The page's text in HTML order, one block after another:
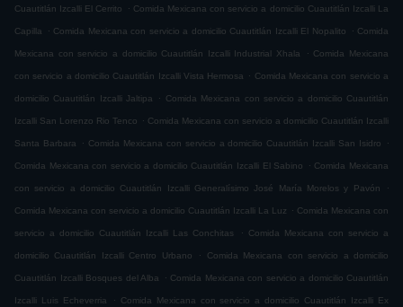
Cuautitlán Izcalli El Cerrito . Comida Mexicana con servicio a domicilio Cuautitlán Izcalli La
Capilla . Comida Mexicana con servicio a domicilio Cuautitlán Izcalli El Nopalito . Comida
Mexicana con servicio a domicilio Cuautitlán Izcalli Industrial Xhala . Comida Mexicana
con servicio a domicilio Cuautitlán Izcalli Vista Hermosa . Comida Mexicana con servicio a
domicilio Cuautitlán Izcalli Jaltipa . Comida Mexicana con servicio a domicilio Cuautitlán
Izcalli San Lorenzo Rio Tenco . Comida Mexicana con servicio a domicilio Cuautitlán Izcalli
Santa Barbara . Comida Mexicana con servicio a domicilio Cuautitlán Izcalli San Isidro .
Comida Mexicana con servicio a domicilio Cuautitlán Izcalli El Sabino . Comida Mexicana
con servicio a domicilio Cuautitlán Izcalli Generalísimo José María Morelos y Pavón .
Comida Mexicana con servicio a domicilio Cuautitlán Izcalli La Luz . Comida Mexicana con
servicio a domicilio Cuautitlán Izcalli Las Conchitas . Comida Mexicana con servicio a
domicilio Cuautitlán Izcalli Centro Urbano . Comida Mexicana con servicio a domicilio
Cuautitlán Izcalli Bosques del Alba . Comida Mexicana con servicio a domicilio Cuautitlán
Izcalli Luis Echeverria . Comida Mexicana con servicio a domicilio Cuautitlán Izcalli Ex